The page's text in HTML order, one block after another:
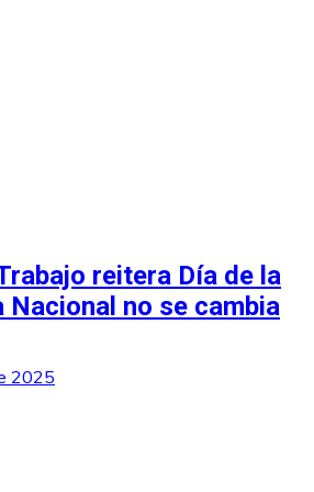
reitera Día de la
Nacional no se cambia
2025